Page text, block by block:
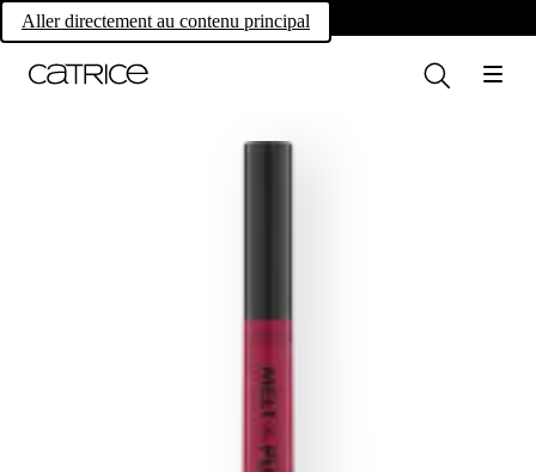
Aller directement au contenu principal
Own your magic.